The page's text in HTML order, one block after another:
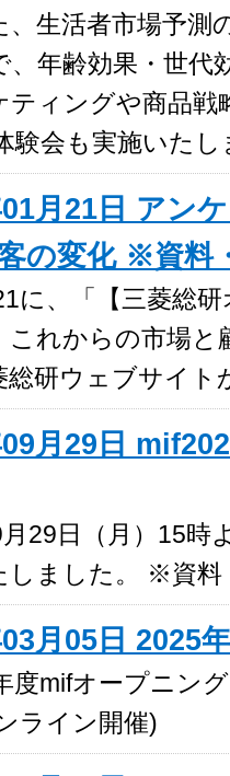
、生活者市場予測
、年齢効果・世代
ティングや商品
験会も実施いた
月21日 アン
の変化 ※資料
に、「【三菱総
これからの市場と
総研ウェブサイ
09月29日
29日（月）15時
しました。 ※資料
月05日 2025
度mifオープニン
ライン開催)